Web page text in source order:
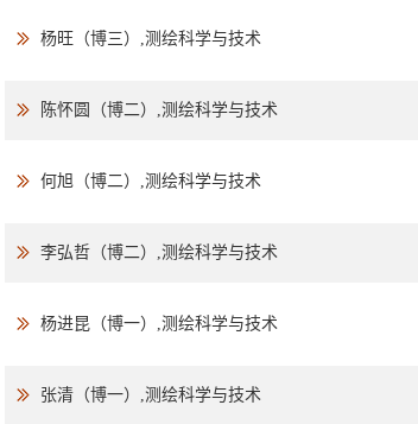
杨旺（博三）,测绘科学与技术
陈怀圆（博二）,测绘科学与技术
何旭（博二）,测绘科学与技术
李弘哲（博二）,测绘科学与技术
杨进昆（博一）,测绘科学与技术
张清（博一）,测绘科学与技术